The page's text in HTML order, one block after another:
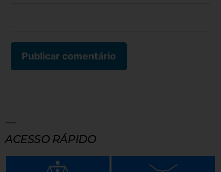
ACESSO RÁPIDO